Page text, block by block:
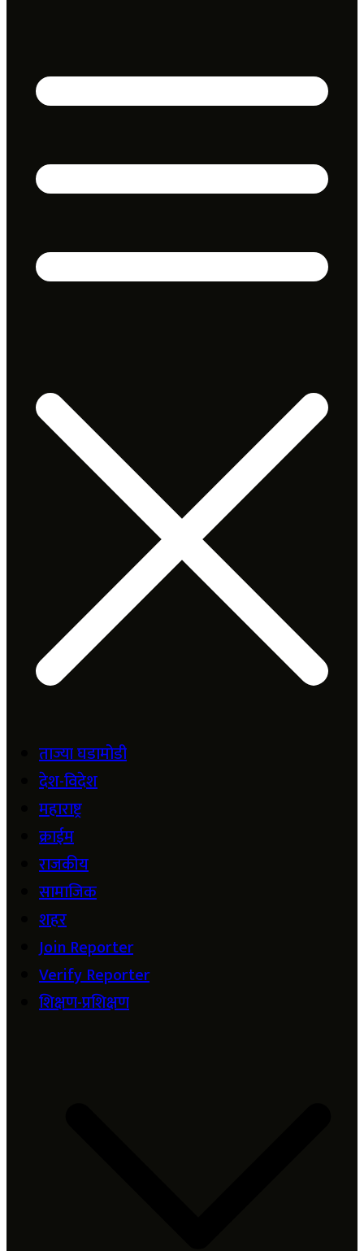
ताज्या घडामोडी
देश-विदेश
महाराष्ट्र
क्राईम
राजकीय
सामाजिक
शहर
Join Reporter
Verify Reporter
शिक्षण-प्रशिक्षण